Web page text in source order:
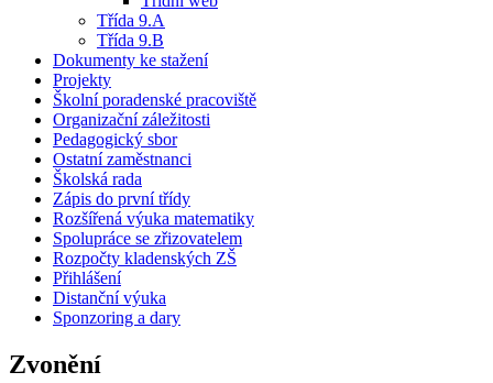
Třída 9.A
Třída 9.B
Dokumenty ke stažení
Projekty
Školní poradenské pracoviště
Organizační záležitosti
Pedagogický sbor
Ostatní zaměstnanci
Školská rada
Zápis do první třídy
Rozšířená výuka matematiky
Spolupráce se zřizovatelem
Rozpočty kladenských ZŠ
Přihlášení
Distanční výuka
Sponzoring a dary
Zvonění